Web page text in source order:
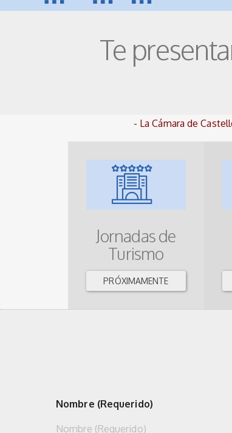
Te
- La Cámara de
Jornadas de
Turismo
PRÓXIMAMENTE
Nombre (Requerido)